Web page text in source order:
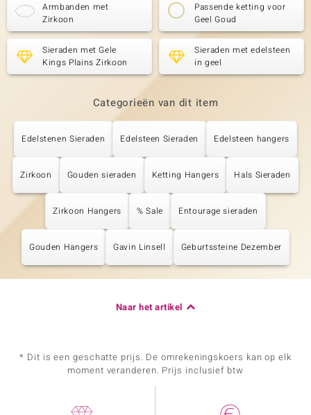
Armbanden met
Zirkoon
Passende ketting voor
Geel Goud
Sieraden met Gele
Kings Plains Zirkoon
Sieraden met edelsteen
in geel
Categorieën van dit item
Edelstenen Sieraden Edelsteen Sieraden Edelsteen hangers
Zirkoon Gouden sieraden Ketting Hangers Hals Sieraden
Zirkoon Hangers % Sale Entourage sieraden
Gouden Hangers Gavin Linsell Geburtssteine Dezember
Naar het artikel
* Dit is een geschatte prijs. De omrekeningskoers kan op elk
moment veranderen. Prijs inclusief btw